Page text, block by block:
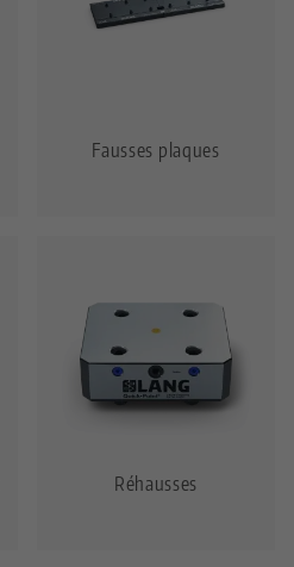
Fausses plaques
Réhausses